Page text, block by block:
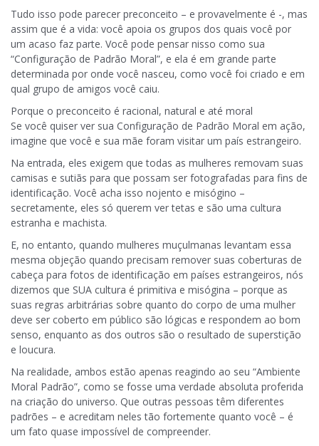
Tudo isso pode parecer preconceito – e provavelmente é -, mas
assim que é a vida: você apoia os grupos dos quais você por
um acaso faz parte. Você pode pensar nisso como sua
“Configuração de Padrão Moral”, e ela é em grande parte
determinada por onde você nasceu, como você foi criado e em
qual grupo de amigos você caiu.
Porque o preconceito é racional, natural e até moral
Se você quiser ver sua Configuração de Padrão Moral em ação,
imagine que você e sua mãe foram visitar um país estrangeiro.
Na entrada, eles exigem que todas as mulheres removam suas
camisas e sutiãs para que possam ser fotografadas para fins de
identificação. Você acha isso nojento e misógino –
secretamente, eles só querem ver tetas e são uma cultura
estranha e machista.
E, no entanto, quando mulheres muçulmanas levantam essa
mesma objeção quando precisam remover suas coberturas de
cabeça para fotos de identificação em países estrangeiros, nós
dizemos que SUA cultura é primitiva e misógina – porque as
suas regras arbitrárias sobre quanto do corpo de uma mulher
deve ser coberto em público são lógicas e respondem ao bom
senso, enquanto as dos outros são o resultado de superstição
e loucura.
Na realidade, ambos estão apenas reagindo ao seu “Ambiente
Moral Padrão”, como se fosse uma verdade absoluta proferida
na criação do universo. Que outras pessoas têm diferentes
padrões – e acreditam neles tão fortemente quanto você – é
um fato quase impossível de compreender.